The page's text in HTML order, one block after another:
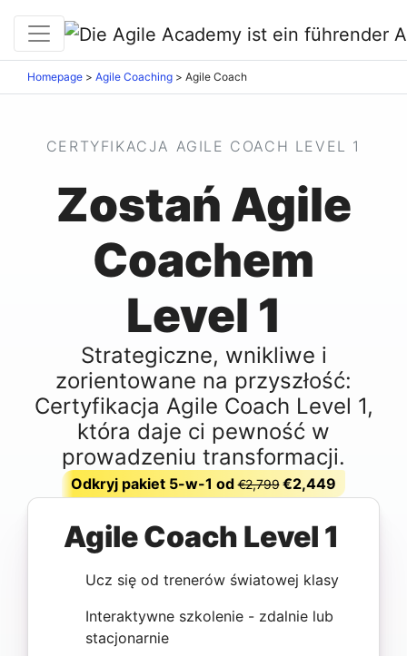
Homepage > Agile Coaching > Agile Coach
CERTYFIKACJA AGILE COACH LEVEL 1
Zostań Agile
Coachem
Level 1
Strategiczne, wnikliwe i
zorientowane na przyszłość:
Certyfikacja Agile Coach Level 1,
która daje ci pewność w
prowadzeniu transformacji.
Odkryj pakiet 5-w-1 od€2,799€2,449
Agile Coach Level 1
Ucz się od trenerów światowej klasy
Interaktywne szkolenie - zdalnie lub
stacjonarnie